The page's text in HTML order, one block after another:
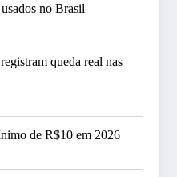
no Brasil
queda real nas
de R$10 em 2026